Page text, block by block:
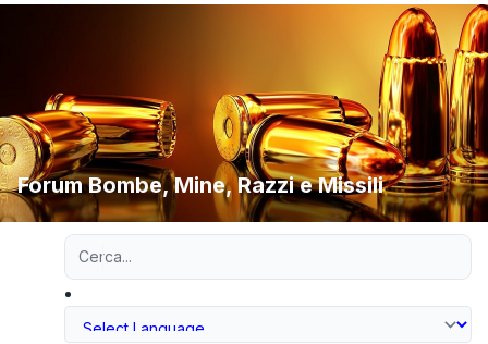
Forum Bombe, Mine, Razzi e Missili